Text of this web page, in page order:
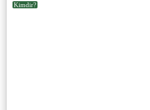
Kimdir?